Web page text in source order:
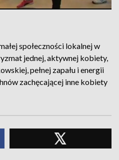
społeczności lokalnej w
jednej, aktywnej kobiety,
pełnej zapału i energii
zachęcającej inne kobiety